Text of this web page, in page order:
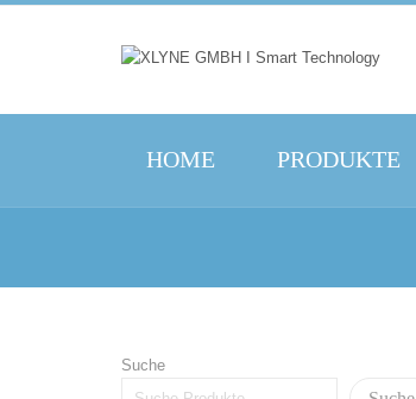
HOME PRODUKTE
Suche